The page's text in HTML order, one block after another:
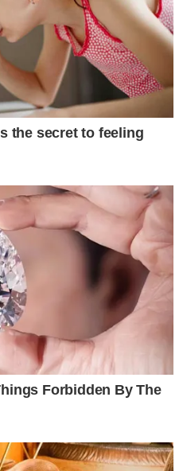
แค่2-3วันเองนะลำยอง”
ลุกนั่ง เดิน บ่อยๆ แต่เดิน
ณทุกกำลังใจจากทุกคนนะ
ต์ส่งกำลังใจให้เจ้าตัวเป็น
the secret to feeling
Forbidden By The